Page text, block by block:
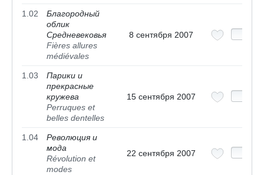
1.02
Благородный
облик
Средневековья
Fières allures
médiévales
8 сентября 2007
1.03
Парики и
прекрасные
кружева
Perruques et
belles dentelles
15 сентября 2007
1.04
Революция и
мода
Révolution et
modes
22 сентября 2007